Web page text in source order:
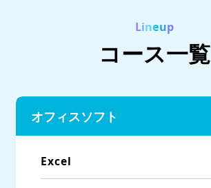
Lineup
コース一覧
オフィスソフト
Excel